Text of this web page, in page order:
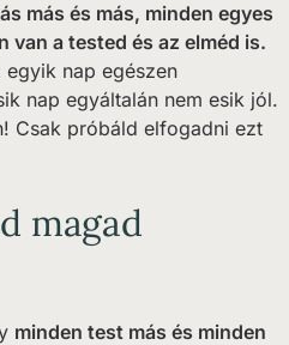
más és más, minden egyes
van a tested és az elméd is.
nap egészen
nap egyáltalán nem esik jól.
Csak próbáld elfogadni ezt
magad
minden test más és minden